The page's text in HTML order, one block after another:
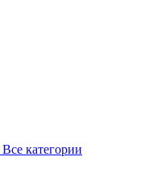
Все категории